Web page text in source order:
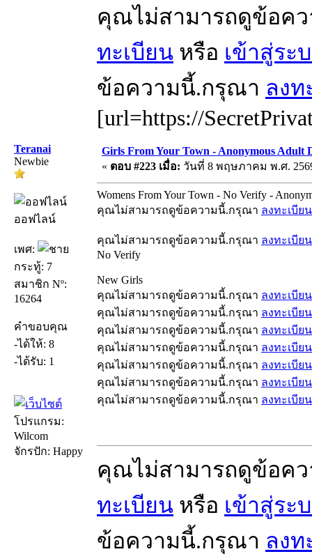
คุณไม่สามารถดูข้อค
ทะเบียน หรือ เข้าสู่ระ
ข้อความนี้.กรุณา ลงท
[url=https://
Teranai
Newbie
ออฟไลน์
เพศ:
กระทู้: 7
สมาชิก Nº:
16264
คำขอบคุณ
-ได้ให้: 8
-ได้รับ: 1
โปรแกรม:
Wilcom
จักรปัก: Happy
Girls From Your Town - Anonymous Adult
« ตอบ #223 เมื่อ: วันที่ 8 พฤษภาคม พ.ศ.
Womens From Your Town - No Verify -
คุณไม่สามารถดูข้อความนี้.กรุณา ลงทะเบียน
คุณไม่สามารถดูข้อความนี้.กรุณา ลงทะเบียน
No Verify
New Girls
คุณไม่สามารถดูข้อความนี้.กรุณา ลงทะเบียน
คุณไม่สามารถดูข้อความนี้.กรุณา ลงทะเบียน
คุณไม่สามารถดูข้อความนี้.กรุณา ลงทะเบียน
คุณไม่สามารถดูข้อความนี้.กรุณา ลงทะเบียน
คุณไม่สามารถดูข้อความนี้.กรุณา ลงทะเบียน
คุณไม่สามารถดูข้อความนี้.กรุณา ลงทะเบียน
คุณไม่สามารถดูข้อความนี้.กรุณา ลงทะเบียน
คุณไม่สามารถดูข้อค
ทะเบียน หรือ เข้าสู่ระ
ข้อความนี้.กรุณา ลงท